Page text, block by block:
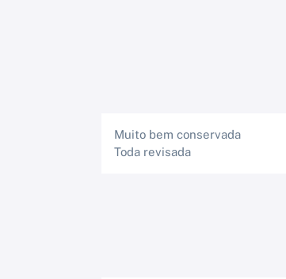
Muito bem conservada
Toda revisada